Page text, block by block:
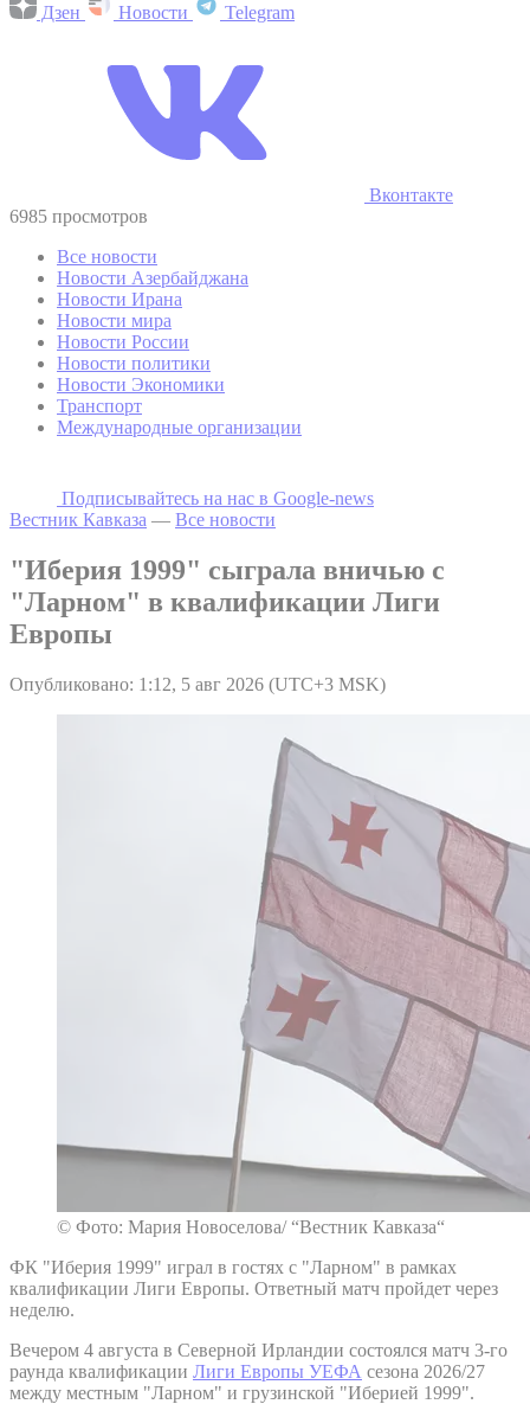
Дзен Новости Telegram
Вконтакте
6985 просмотров
Все новости
Новости Азербайджана
Новости Ирана
Новости мира
Новости России
Новости политики
Новости Экономики
Транспорт
Международные организации
Подписывайтесь на наc в Google-news
Вестник Кавказа — Все новости
"Иберия 1999" сыграла вничью с
"Ларном" в квалификации Лиги
Европы
Опубликовано: 1:12, 5 авг 2026 (UTC+3 MSK)
© Фото: Мария Новоселова/ “Вестник Кавказа“
ФК "Иберия 1999" играл в гостях с "Ларном" в рамках
квалификации Лиги Европы. Ответный матч пройдет через
неделю.
Вечером 4 августа в Северной Ирландии состоялся матч 3-го
раунда квалификации Лиги Европы УЕФА сезона 2026/27
между местным "Ларном" и грузинской "Иберией 1999".